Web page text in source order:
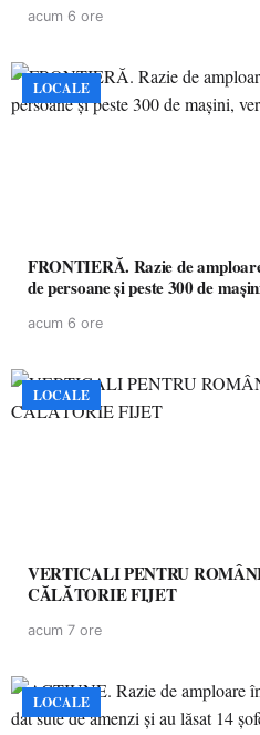
acum 6 ore
LOCALE
FRONTIERĂ. Razie de
de persoane și peste 300 de
acum 6 ore
LOCALE
VERTICALI PENTRU
CĂLĂTORIE FIJET
acum 7 ore
LOCALE